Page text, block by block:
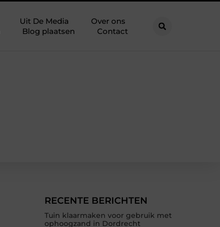
Uit De Media
Over ons
Blog plaatsen Contact
RECENTE BERICHTEN
Tuin klaarmaken voor gebruik met
ophoogzand in Dordrecht